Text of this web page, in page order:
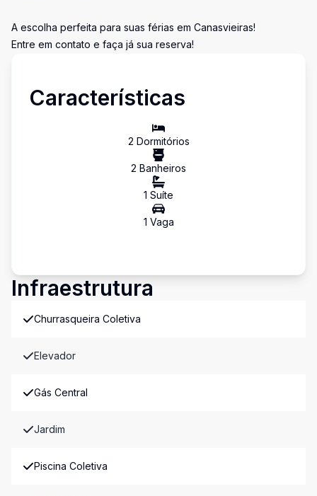
A escolha perfeita para suas férias em Canasvieiras!
Entre em contato e faça já sua reserva!
Características
2 Dormitórios
2 Banheiros
1 Suíte
1 Vaga
Infraestrutura
Churrasqueira Coletiva
Elevador
Gás Central
Jardim
Piscina Coletiva